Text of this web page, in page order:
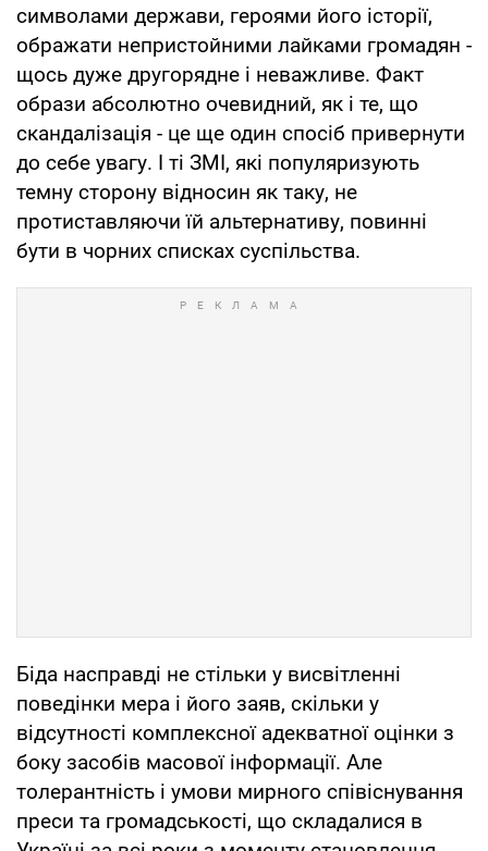
символами держави, героями його історії,
ображати непристойними лайками громадян -
щось дуже другорядне і неважливе. Факт
образи абсолютно очевидний, як і те, що
скандалізація - це ще один спосіб привернути
до себе увагу. І ті ЗМІ, які популяризують
темну сторону відносин як таку, не
протиставляючи їй альтернативу, повинні
бути в чорних списках суспільства.
Біда насправді не стільки у висвітленні
поведінки мера і його заяв, скільки у
відсутності комплексної адекватної оцінки з
боку засобів масової інформації. Але
толерантність і умови мирного співіснування
преси та громадськості, що складалися в